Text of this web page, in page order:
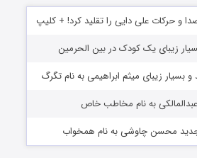
و حرکات علی دایی را تقلید کرد! + کلیپ
زیبای یک کودک در بین الحرمین
و بسیار زیبای میثم ابراهیمی به نام تگرگ
عبدالمالکی به نام مخاطب خاص
جدید محسن چاوشی به نام همخواب